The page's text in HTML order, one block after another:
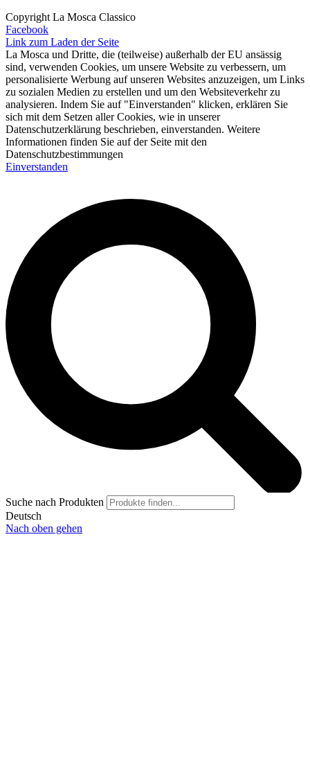
Copyright La Mosca Classico
Facebook
Link zum Laden der Seite
La Mosca und Dritte, die (teilweise) außerhalb der EU ansässig
sind, verwenden Cookies, um unsere Website zu verbessern, um
personalisierte Werbung auf unseren Websites anzuzeigen, um Links
zu sozialen Medien zu erstellen und um den Websiteverkehr zu
analysieren. Indem Sie auf "Einverstanden" klicken, erklären Sie
sich mit dem Setzen aller Cookies, wie in unserer
Datenschutzerklärung beschrieben, einverstanden. Weitere
Informationen finden Sie auf der Seite mit den
Datenschutzbestimmungen
Einverstanden
Suche nach Produkten
Deutsch
Nach oben gehen